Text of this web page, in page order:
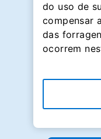
do uso de
compensar
das
ocorrem